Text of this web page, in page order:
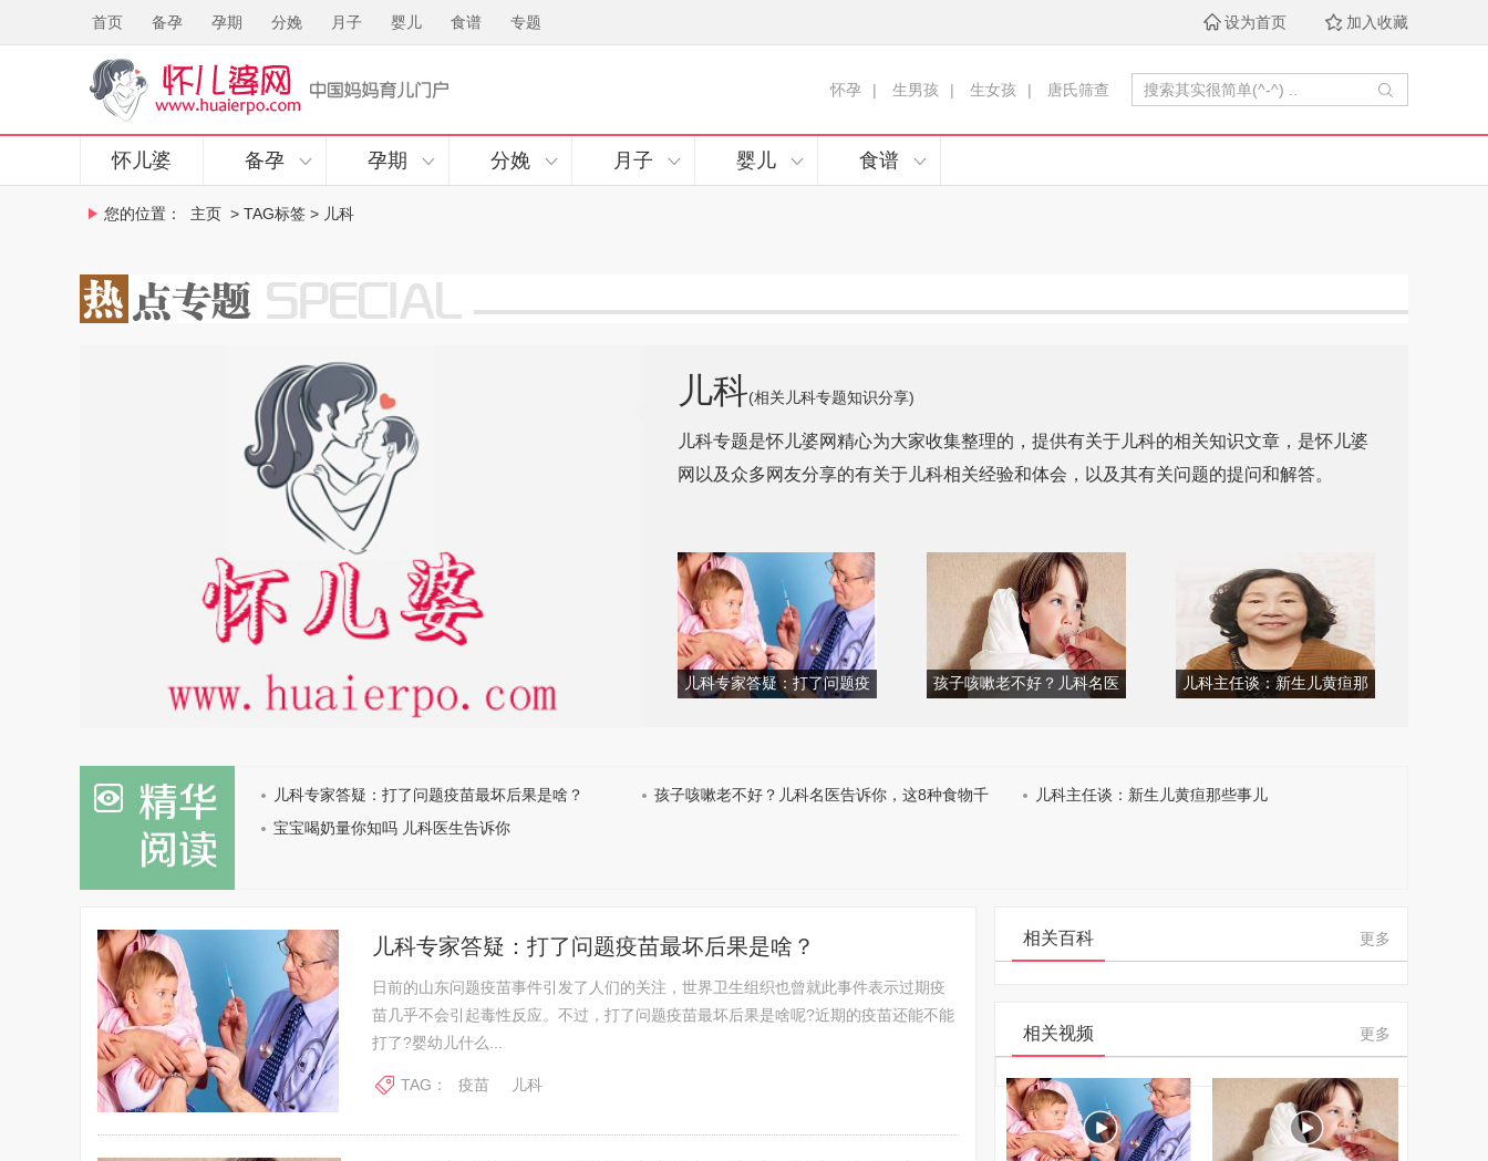
首页 备孕 孕期 分娩 月子 婴儿 食谱 专题 设为首页 加入收藏
怀孕 | 生男孩 | 生女孩 | 唐氏筛查
怀儿婆 备孕 孕期 分娩 月子 婴儿 食谱
您的位置： 主页 > TAG标签 > 儿科
儿科(相关儿科专题知识分享)
儿科专题是怀儿婆网精心为大家收集整理的，提供有关于儿科的相关知识文章，是怀儿婆
网以及众多网友分享的有关于儿科相关经验和体会，以及其有关问题的提问和解答。
儿科专家答疑：打了问题疫
孩子咳嗽老不好？儿科名医
儿科主任谈：新生儿黄疸那
儿科专家答疑：打了问题疫苗最坏后果是啥？
孩子咳嗽老不好？儿科名医告诉你，这8种食物千
儿科主任谈：新生儿黄疸那些事儿
宝宝喝奶量你知吗 儿科医生告诉你
儿科专家答疑：打了问题疫苗最坏后果是啥？
日前的山东问题疫苗事件引发了人们的关注，世界卫生组织也曾就此事件表示过期疫
苗几乎不会引起毒性反应。不过，打了问题疫苗最坏后果是啥呢?近期的疫苗还能不能
打了?婴幼儿什么...
TAG： 疫苗 儿科
更多
相关百科
更多
相关视频